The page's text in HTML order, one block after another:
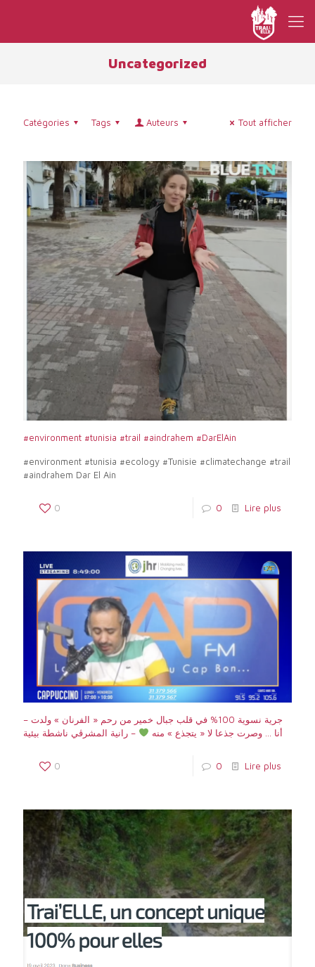
Uncategorized
Catégories Tags Auteurs Tout afficher
#environment #tunisia #trail #aindrahem #DarElAin
#environment #tunisia #ecology #Tunisie #climatechange #trail
#aindrahem Dar El Ain
0 0 Lire plus
– جرية نسوية 100% في قلب جبال خمير من رحم « الفرنان » ولدت
أنا … وصرت جذعا لا « يتجذع » منه
0 0 Lire plus